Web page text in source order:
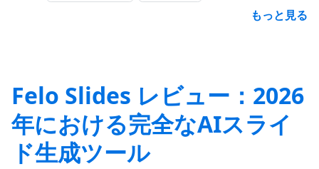
もっと見る
Felo Slides レビュー：2026
年における完全なAIスライ
ド生成ツール